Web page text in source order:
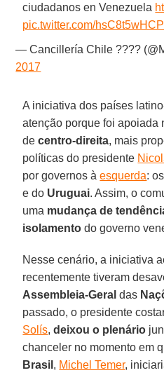
ciudadanos en Venezuela
pic.twitter.com/hsC8t5wHCP
— Cancillería Chile ????
2017
A iniciativa dos países
atenção porque foi apoiada
decentro-direita, mais
políticas do presidente
por governos àesquerda:
e do Uruguai. Assim, o
uma mudança de
isolamento do governo
Nesse cenário, a iniciativa
recentemente tiveram
Assembleia-Geral das
passado, o presidente
Solís,deixou o plenário
chanceler no momento em
Brasil , Michel Temer,